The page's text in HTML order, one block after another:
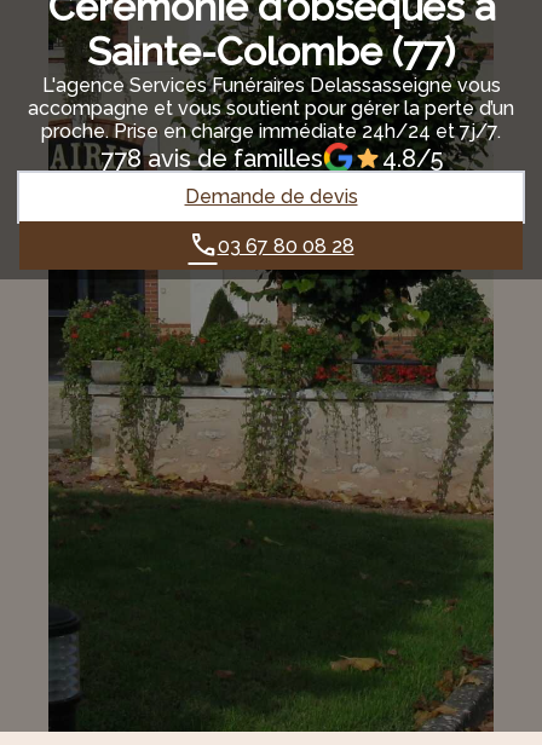
Sainte-Colombe (77)
L'agence Services Funéraires Delassasseigne vous
accompagne et vous soutient pour gérer la perte d’un
proche. Prise en charge immédiate 24h/24 et 7j/7.
778 avis de familles 4.8/5
Demande de devis
03 67 80 08 28